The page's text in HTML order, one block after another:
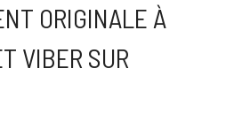
ORIGINALE À
VIBER SUR